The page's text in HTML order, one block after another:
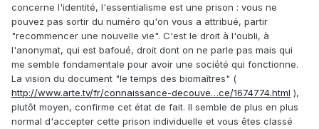
concerne l'identité, l'essentialisme est une prison : vous ne
pouvez pas sortir du numéro qu'on vous a attribué, partir
"recommencer une nouvelle vie". C'est le droit à l'oubli, à
l'anonymat, qui est bafoué, droit dont on ne parle pas mais qui
me semble fondamentale pour avoir une société qui fonctionne.
La vision du document "le temps des biomaîtres" (
http://www.arte.tv/fr/connaissance-decouve…ce/1674774.html ),
plutôt moyen, confirme cet état de fait. Il semble de plus en plus
normal d'accepter cette prison individuelle et vous êtes classé